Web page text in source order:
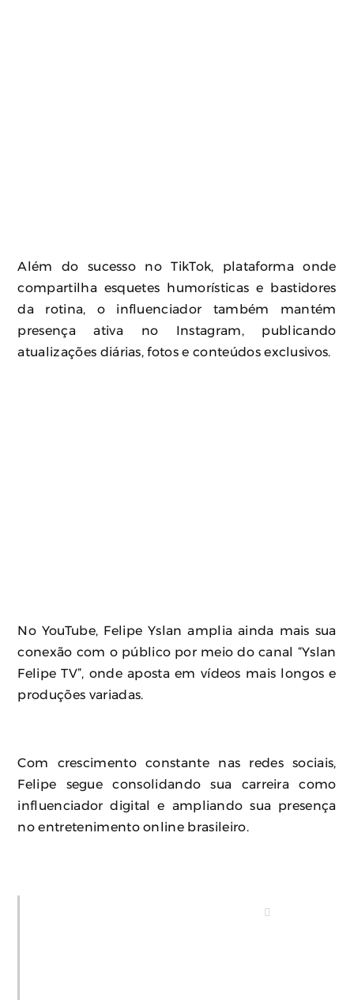
Além do sucesso no TikTok, plataforma onde
compartilha esquetes humorísticas e bastidores
da rotina, o influenciador também mantém
presença ativa no Instagram, publicando
atualizações diárias, fotos e conteúdos exclusivos.
No YouTube, Felipe Yslan amplia ainda mais sua
conexão com o público por meio do canal “Yslan
Felipe TV”, onde aposta em vídeos mais longos e
produções variadas.
Com crescimento constante nas redes sociais,
Felipe segue consolidando sua carreira como
influenciador digital e ampliando sua presença
no entretenimento online brasileiro.